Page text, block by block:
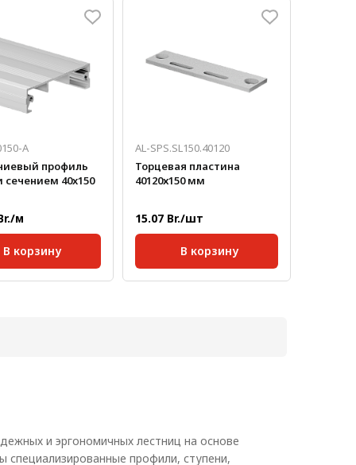
10 мм;
профиля,
длина, 6000
м:
10 мм;
Стандартная длина,
5,467
A
профиль
сечением 40x150
м
В корзину
40;
AL-SPS.SL150.40120
Торцевая пластина
40120х150 мм
15.07 Br./шт
В корзину
Серия:
40;
и эргономичных лестниц на основе
специализированные профили, ступени,